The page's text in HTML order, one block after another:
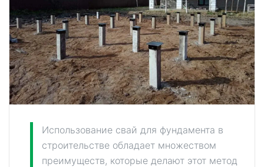
Использование свай для фундамента в
строительстве обладает множеством
преимуществ, которые делают этот метод